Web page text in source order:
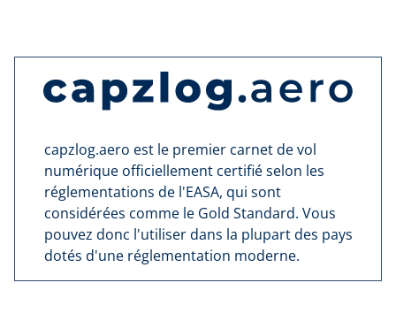
capzlog.aero est le premier carnet de vol
numérique officiellement certifié selon les
réglementations de l'EASA, qui sont
considérées comme le Gold Standard. Vous
pouvez donc l'utiliser dans la plupart des pays
dotés d'une réglementation moderne.